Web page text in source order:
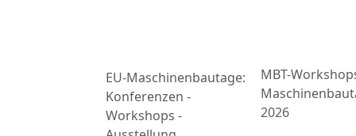
EU-Maschinenbautage:
Konferenzen -
Workshops -
MBT-
2026